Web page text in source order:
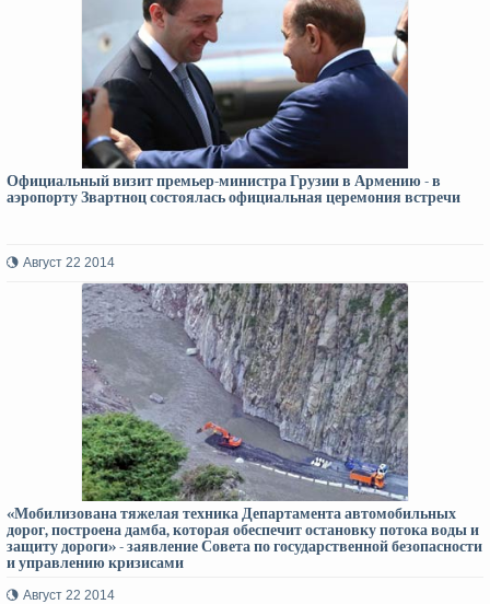
Официальный визит премьер-министра Грузии в Армению - в
аэропорту Звартноц состоялась официальная церемония встречи
Август 22 2014
«Мобилизована тяжелая техника Департамента автомобильных
дорог, построена дамба, которая обеспечит остановку потока воды и
защиту дороги» - заявление Совета по государственной безопасности
и управлению кризисами
Август 22 2014